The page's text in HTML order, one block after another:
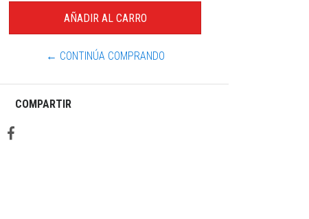
← CONTINÚA COMPRANDO
COMPARTIR